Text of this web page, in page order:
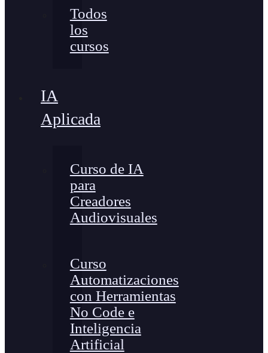
Todos
los
cursos
IA
Aplicada
Curso de IA
para
Creadores
Audiovisuales
Curso
Automatizaciones
con Herramientas
No Code e
Inteligencia
Artificial